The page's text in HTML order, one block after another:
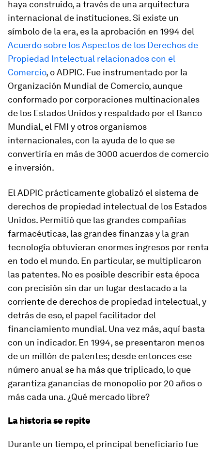
haya construido, a través de una arquitectura
internacional de instituciones. Si existe un
símbolo de la era, es la aprobación en 1994 del
Acuerdo sobre los Aspectos de los Derechos de
Propiedad Intelectual relacionados con el
Comercio, o ADPIC. Fue instrumentado por la
Organización Mundial de Comercio, aunque
conformado por corporaciones multinacionales
de los Estados Unidos y respaldado por el Banco
Mundial, el FMI y otros organismos
internacionales, con la ayuda de lo que se
convertiría en más de 3000 acuerdos de comercio
e inversión.
El ADPIC prácticamente globalizó el sistema de
derechos de propiedad intelectual de los Estados
Unidos. Permitió que las grandes compañías
farmacéuticas, las grandes finanzas y la gran
tecnología obtuvieran enormes ingresos por renta
en todo el mundo. En particular, se multiplicaron
las patentes. No es posible describir esta época
con precisión sin dar un lugar destacado a la
corriente de derechos de propiedad intelectual, y
detrás de eso, el papel facilitador del
financiamiento mundial. Una vez más, aquí basta
con un indicador. En 1994, se presentaron menos
de un millón de patentes; desde entonces ese
número anual se ha más que triplicado, lo que
garantiza ganancias de monopolio por 20 años o
más cada una. ¿Qué mercado libre?
La historia se repite
Durante un tiempo, el principal beneficiario fue